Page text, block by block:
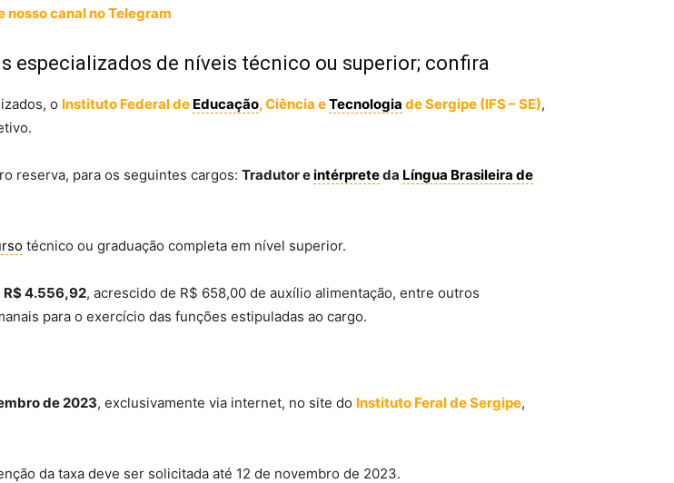
nosso canal no Telegram
especializados de níveis técnico ou superior; confira
o Instituto Federal de Educação, Ciência eTecnologia de Sergipe (IFS – SE),
reserva, para os seguintes cargos: Tradutor eintérpreteda Língua Brasileira de
técnico ou graduação completa em nível superior.
R$ 4.556,92, acrescido de R$ 658,00 de auxílio alimentação, entre outros
para o exercício das funções estipuladas ao cargo.
de 2023, exclusivamente via internet, no site do Instituto Feral de Sergipe,
da taxa deve ser solicitada até 12 de novembro de 2023.